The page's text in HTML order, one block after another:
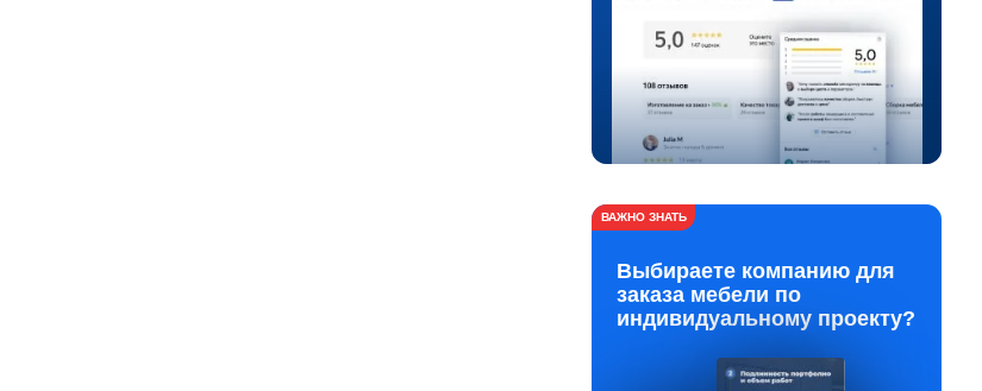
ВАЖНО ЗНАТЬ
Выбираете компанию для
заказа мебели по
индивидуальному проекту?